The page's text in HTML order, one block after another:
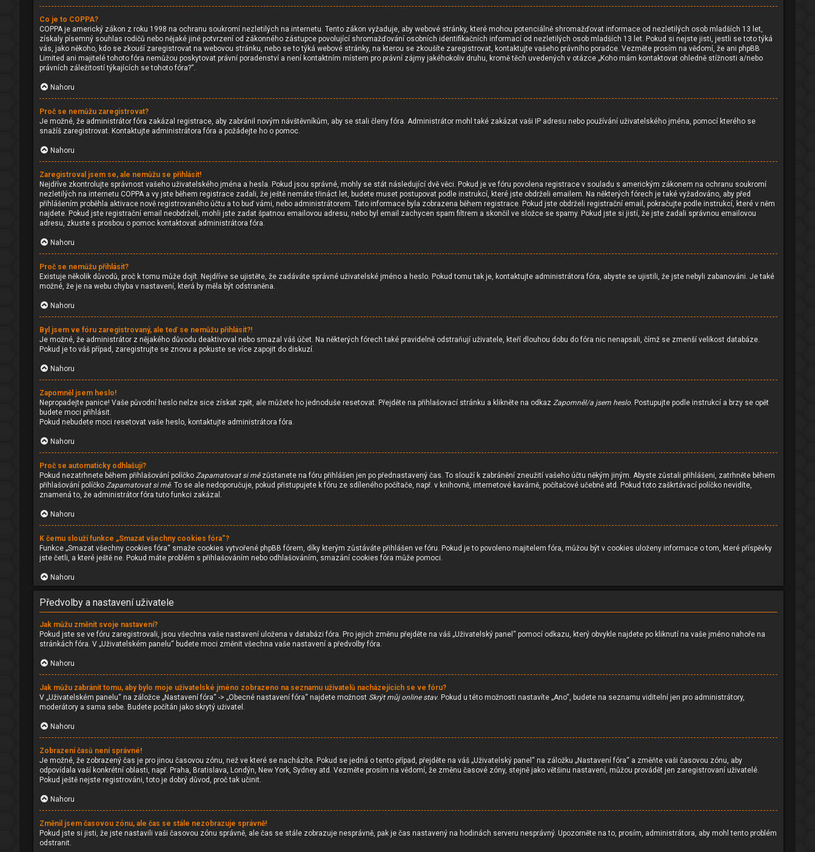
Co je to COPPA?
COPPA je americký zákon z roku 1998 na ochranu soukromí nezletilých na internetu. Tento zákon vyžaduje, aby webové stránky, které mohou potenciálně shromažďovat informace od nezletilých osob mladších 13 let,
získaly písemný souhlas rodičů nebo nějaké jiné potvrzení od zákonného zástupce povolující shromažďování osobních identifikačních informací od nezletilých osob mladších 13 let. Pokud si nejste jisti, jestli se toto týká
vás, jako někoho, kdo se zkouší zaregistrovat na webovou stránku, nebo se to týká webové stránky, na kterou se zkoušíte zaregistrovat, kontaktujte vašeho právního poradce. Vezměte prosím na vědomí, že ani phpBB
Limited ani majitelé tohoto fóra nemůžou poskytovat právní poradenství a není kontaktním místem pro právní zájmy jakéhokoliv druhu, kromě těch uvedených v otázce „Koho mám kontaktovat ohledně stížnosti a/nebo
právních záležitostí týkajících se tohoto fóra?“.
Nahoru
Proč se nemůžu zaregistrovat?
Je možné, že administrátor fóra zakázal registrace, aby zabránil novým návštěvníkům, aby se stali členy fóra. Administrátor mohl také zakázat vaši IP adresu nebo používání uživatelského jména, pomocí kterého se
snažíš zaregistrovat. Kontaktujte administrátora fóra a požádejte ho o pomoc.
Nahoru
Zaregistroval jsem se, ale nemůžu se přihlásit!
Nejdříve zkontrolujte správnost vašeho uživatelského jména a hesla. Pokud jsou správné, mohly se stát následující dvě věci. Pokud je ve fóru povolena registrace v souladu s americkým zákonem na ochranu soukromí
nezletilých na internetu COPPA a vy jste během registrace zadali, že ještě nemáte třináct let, budete muset postupovat podle instrukcí, které jste obdrželi emailem. Na některých fórech je také vyžadováno, aby před
přihlášením proběhla aktivace nově registrovaného účtu a to buď vámi, nebo administrátorem. Tato informace byla zobrazena během registrace. Pokud jste obdrželi registrační email, pokračujte podle instrukcí, které v něm
najdete. Pokud jste registrační email neobdrželi, mohli jste zadat špatnou emailovou adresu, nebo byl email zachycen spam filtrem a skončil ve složce se spamy. Pokud jste si jistí, že jste zadali správnou emailovou
adresu, zkuste s prosbou o pomoc kontaktovat administrátora fóra.
Nahoru
Proč se nemůžu přihlásit?
Existuje několik důvodů, proč k tomu může dojít. Nejdříve se ujistěte, že zadáváte správné uživatelské jméno a heslo. Pokud tomu tak je, kontaktujte administrátora fóra, abyste se ujistili, že jste nebyli zabanováni. Je také
možné, že je na webu chyba v nastavení, která by měla být odstraněna.
Nahoru
Byl jsem ve fóru zaregistrovaný, ale teď se nemůžu přihlásit?!
Je možné, že administrátor z nějakého důvodu deaktivoval nebo smazal váš účet. Na některých fórech také pravidelně odstraňují uživatele, kteří dlouhou dobu do fóra nic nenapsali, čímž se zmenší velikost databáze.
Pokud je to váš případ, zaregistrujte se znovu a pokuste se více zapojit do diskuzí.
Nahoru
Zapomněl jsem heslo!
Nepropadejte panice! Vaše původní heslo nelze sice získat zpět, ale můžete ho jednoduše resetovat. Přejděte na přihlašovací stránku a klikněte na odkaz Zapomněl/a jsem heslo. Postupujte podle instrukcí a brzy se opět
budete moci přihlásit.
Pokud nebudete moci resetovat vaše heslo, kontaktujte administrátora fóra.
Nahoru
Proč se automaticky odhlašuji?
Pokud nezatrhnete během přihlašování políčko Zapamatovat si mězůstanete na fóru přihlášen jen po přednastavený čas. To slouží k zabránění zneužití vašeho účtu někým jiným. Abyste zůstali přihlášeni, zatrhněte během
přihlašování políčko Zapamatovat si mě. To se ale nedoporučuje, pokud přistupujete k fóru ze sdíleného počítače, např. v knihovně, internetové kavárně, počítačové učebně atd. Pokud toto zaškrtávací políčko nevidíte,
znamená to, že administrátor fóra tuto funkci zakázal.
Nahoru
K čemu slouží funkce „Smazat všechny cookies fóra“?
Funkce „Smazat všechny cookies fóra“ smaže cookies vytvořené phpBB fórem, díky kterým zůstáváte přihlášen ve fóru. Pokud je to povoleno majitelem fóra, můžou být v cookies uloženy informace o tom, které příspěvky
jste četli, a které ještě ne. Pokud máte problém s přihlašováním nebo odhlašováním, smazání cookies fóra může pomoci.
Nahoru
Předvolby a nastavení uživatele
Jak můžu změnit svoje nastavení?
Pokud jste se ve fóru zaregistrovali, jsou všechna vaše nastavení uložena v databázi fóra. Pro jejich změnu přejděte na váš „Uživatelský panel“ pomocí odkazu, který obvykle najdete po kliknutí na vaše jméno nahoře na
stránkách fóra. V „Uživatelském panelu“ budete moci změnit všechna vaše nastavení a předvolby fóra.
Nahoru
Jak můžu zabránit tomu, aby bylo moje uživatelské jméno zobrazeno na seznamu uživatelů nacházejících se ve fóru?
V „Uživatelském panelu“ na záložce „Nastavení fóra“ -> „Obecné nastavení fóra“ najdete možnost Skrýt můj online stav. Pokud u této možnosti nastavíte „Ano“, budete na seznamu viditelní jen pro administrátory,
moderátory a sama sebe. Budete počítán jako skrytý uživatel.
Nahoru
Zobrazení časů není správné!
Je možné, že zobrazený čas je pro jinou časovou zónu, než ve které se nacházíte. Pokud se jedná o tento případ, přejděte na váš „Uživatelský panel“ na záložku „Nastavení fóra“ a změňte vaši časovou zónu, aby
odpovídala vaší konkrétní oblasti, např. Praha, Bratislava, Londýn, New York, Sydney atd. Vezměte prosím na vědomí, že změnu časové zóny, stejně jako většinu nastavení, můžou provádět jen zaregistrovaní uživatelé.
Pokud ještě nejste registrováni, toto je dobrý důvod, proč tak učinit.
Nahoru
Změnil jsem časovou zónu, ale čas se stále nezobrazuje správně!
Pokud jste si jisti, že jste nastavili vaši časovou zónu správně, ale čas se stále zobrazuje nesprávně, pak je čas nastavený na hodinách serveru nesprávný. Upozorněte na to, prosím, administrátora, aby mohl tento problém
odstranit.